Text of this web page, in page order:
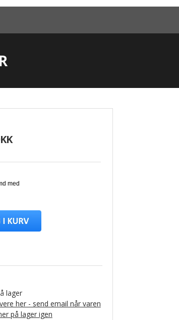
lager
her - send email når varen
på lager igen